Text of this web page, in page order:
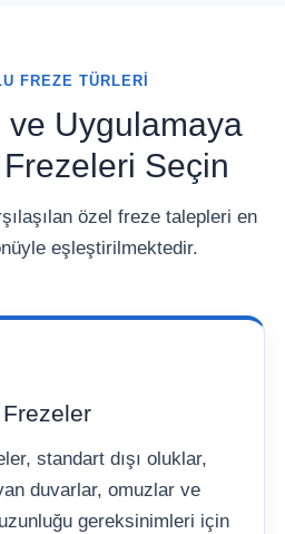
FREZE TÜRLERI
ve Uygulamaya
Seçin
özel freze talepleri en
eşleştirilmektedir.
standart dışı oluklar,
duvarlar, omuzlar ve
gereksinimleri için